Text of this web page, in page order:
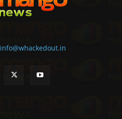
info@whackedout.in